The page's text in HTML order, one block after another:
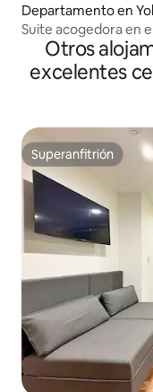
Departamento en
Suite acogedora en
4 personas
Otros
excelentes
Superanfitrión
Superanfitrión